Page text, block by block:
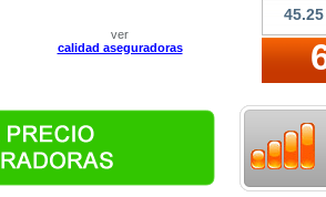
ver
calidad aseguradoras